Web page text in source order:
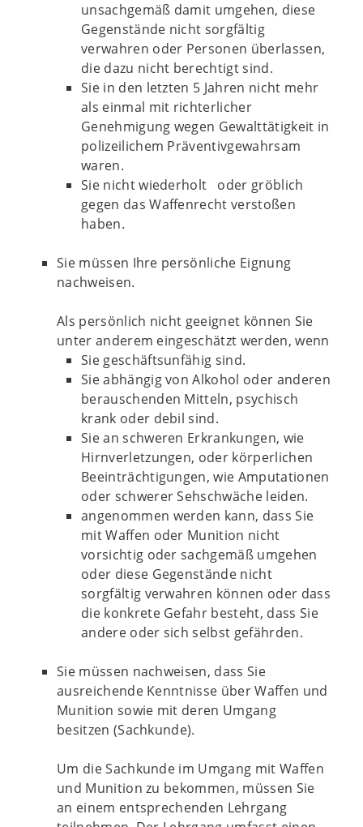
unsachgemäß damit umgehen, diese
Gegenstände nicht sorgfältig
verwahren oder Personen überlassen,
die dazu nicht berechtigt sind.
Sie in den letzten 5 Jahren nicht mehr
als einmal mit richterlicher
Genehmigung wegen Gewalttätigkeit in
polizeilichem Präventivgewahrsam
waren.
Sie nicht wiederholt oder gröblich
gegen das Waffenrecht verstoßen
haben.
Sie müssen Ihre persönliche Eignung
nachweisen.
Als persönlich nicht geeignet können Sie
unter anderem eingeschätzt werden, wenn
Sie geschäftsunfähig sind.
Sie abhängig von Alkohol oder anderen
berauschenden Mitteln, psychisch
krank oder debil sind.
Sie an schweren Erkrankungen, wie
Hirnverletzungen, oder körperlichen
Beeinträchtigungen, wie Amputationen
oder schwerer Sehschwäche leiden.
angenommen werden kann, dass Sie
mit Waffen oder Munition nicht
vorsichtig oder sachgemäß umgehen
oder diese Gegenstände nicht
sorgfältig verwahren können oder dass
die konkrete Gefahr besteht, dass Sie
andere oder sich selbst gefährden.
Sie müssen nachweisen, dass Sie
ausreichende Kenntnisse über Waffen und
Munition sowie mit deren Umgang
besitzen (Sachkunde).
Um die Sachkunde im Umgang mit Waffen
und Munition zu bekommen, müssen Sie
an einem entsprechenden Lehrgang